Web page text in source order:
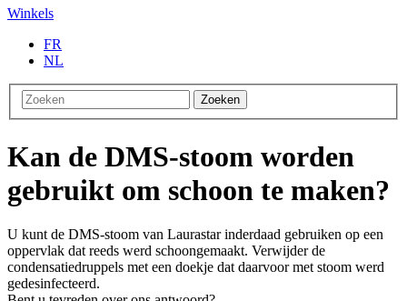
Winkels
FR
NL
Zoeken
Kan de DMS-stoom worden
gebruikt om schoon te maken?
U kunt de DMS-stoom van Laurastar inderdaad gebruiken op een
oppervlak dat reeds werd schoongemaakt. Verwijder de
condensatiedruppels met een doekje dat daarvoor met stoom werd
gedesinfecteerd.